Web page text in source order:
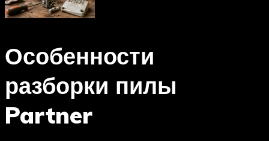
Особенности
разборки пилы
Partner